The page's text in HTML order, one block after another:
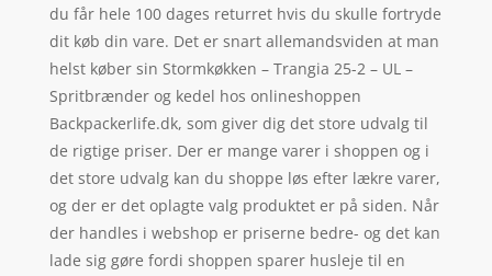
du får hele 100 dages returret hvis du skulle fortryde
dit køb din vare. Det er snart allemandsviden at man
helst køber sin Stormkøkken – Trangia 25-2 – UL –
Spritbrænder og kedel hos onlineshoppen
Backpackerlife.dk, som giver dig det store udvalg til
de rigtige priser. Der er mange varer i shoppen og i
det store udvalg kan du shoppe løs efter lækre varer,
og der er det oplagte valg produktet er på siden. Når
der handles i webshop er priserne bedre- og det kan
lade sig gøre fordi shoppen sparer husleje til en